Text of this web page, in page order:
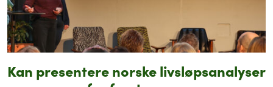
Kan presentere norske livsløpsanalyser